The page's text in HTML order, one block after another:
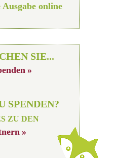
online
SIE...
SPENDEN?
ZU DEN